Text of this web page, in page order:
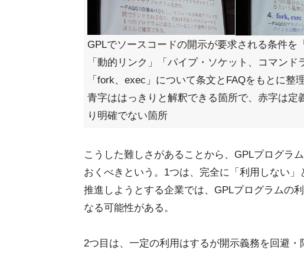
GPLでソースコードの開示が要求される条件を
「動的リンク」「パイプ・ソケット、コマンド
「fork、exec」について条文とFAQをもとに整
青字ははっきりと解釈できる箇所で、赤字は定
り明確でない箇所
こうした難しさがあることから、GPLプログラ
おくべきという。1つは、完全に「利用しない
推進しようとする企業では、GPLプログラムの
なる可能性がある。
2つ目は、一定の利用はするが開示義務を回避